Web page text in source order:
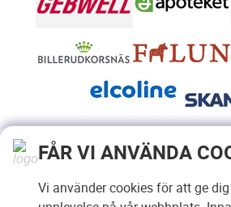
FÅR VI ANVÄNDA
Vi använder cookies för att ge